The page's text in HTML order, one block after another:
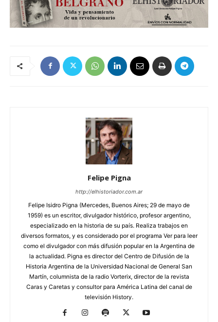
Felipe Pigna
http://elhistoriador.com.ar
Felipe Isidro Pigna (Mercedes, Buenos Aires; 29 de mayo de
1959) es un escritor, divulgador histórico, profesor argentino,
especializado en la historia de su país. Realiza trabajos en
diversos formatos, y es considerado por el programa Ver para leer
como el divulgador con más difusión popular en la Argentina de
la actualidad. Pigna es director del Centro de Difusión de la
Historia Argentina de la Universidad Nacional de General San
Martín, columnista de la radio Vorterix, director de la revista
Caras y Caretas y consultor para América Latina del canal de
televisión History.